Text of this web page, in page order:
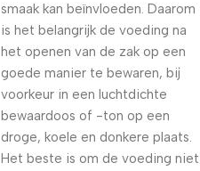
smaak kan beïnvloeden. Daarom
is het belangrijk de voeding na
het openen van de zak op een
goede manier te bewaren, bij
voorkeur in een luchtdichte
bewaardoos of -ton op een
droge, koele en donkere plaats.
Het beste is om de voeding niet